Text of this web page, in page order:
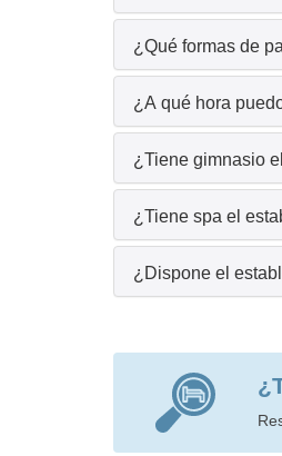
¿Qué formas de
¿A qué hora
¿Tiene gimnasio
¿Tiene spa el
¿Dispone el